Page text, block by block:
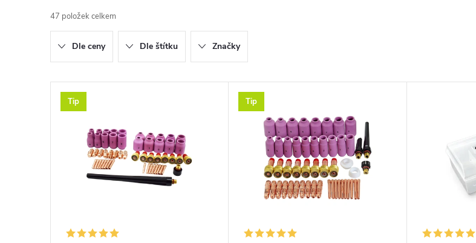
47 položek celkem
Dle ceny Dle štítku Značky
Výpis produktů
Tip Tip